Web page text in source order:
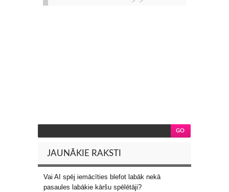
JAUNĀKIE RAKSTI
Vai AI spēj iemācīties blefot labāk nekā
pasaules labākie kāršu spēlētāji?